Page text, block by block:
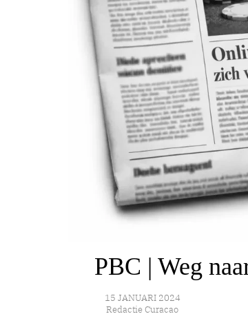
PBC | Weg
15 JANUARI 2024
Redactie Curacao